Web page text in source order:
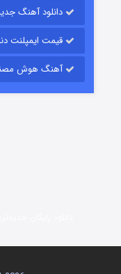
دانلود آهنگ
قیمت ایمپلنت
آهنگ هوش